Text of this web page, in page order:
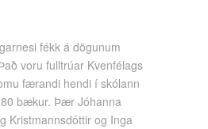
fékk á dögunum
voru fulltrúar Kvenfélags
færandi hendi í skólann
bækur. Þær Jóhanna
Kristmannsdóttir og Inga